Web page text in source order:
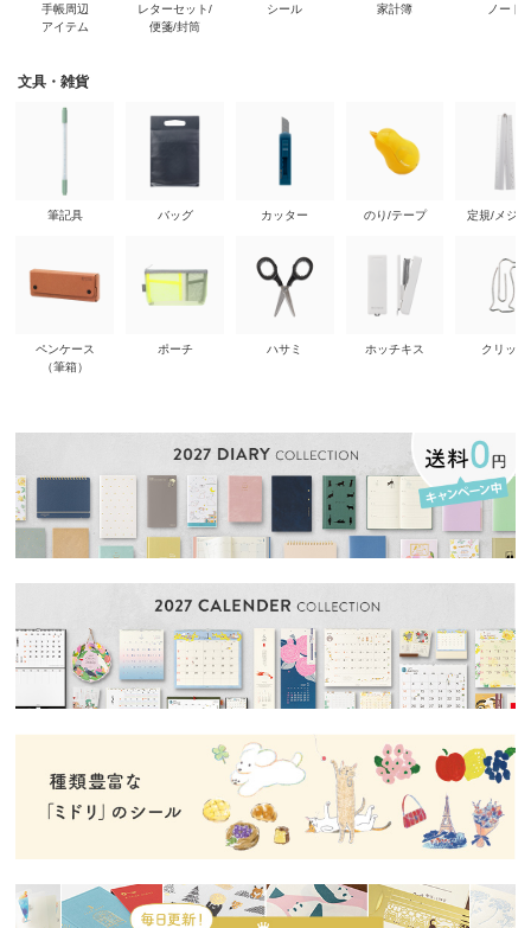
手帳周辺
アイテム
レターセット/
便箋/封筒
シール 家計簿 ノート
文具・雑貨
筆記具
ペンケース
（筆箱）
バッグ
ポーチ
カッター
ハサミ
のり/テープ
ホッチキス
定規/メジ
クリップ